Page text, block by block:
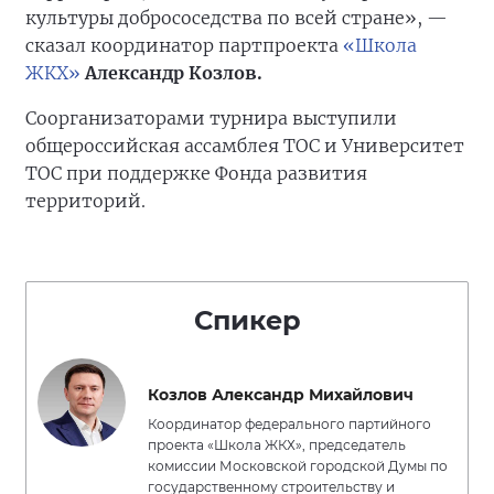
культуры добрососедства по всей стране», —
сказал координатор партпроекта «Школа
ЖКХ» Александр Козлов.
Соорганизаторами турнира выступили
общероссийская ассамблея ТОС и Университет
ТОС при поддержке Фонда развития
территорий.
Спикер
Козлов Александр Михайлович
Координатор федерального партийного
проекта «Школа ЖКХ», председатель
комиссии Московской городской Думы по
государственному строительству и